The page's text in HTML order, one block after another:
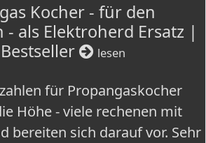
Kocher - für den
als Elektroherd Ersatz |
lesen
für Propangaskocher
Höhe - viele rechenen mit
bereiten sich darauf vor. Sehr